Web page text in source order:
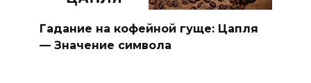
Гадание на кофейной гуще: Цапля
— Значение символа